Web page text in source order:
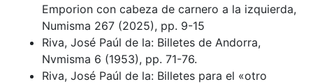
Emporion con cabeza de carnero a la izquierda,
Numisma 267 (2025), pp. 9-15
Riva, José Paúl de la: Billetes de Andorra,
Nvmisma 6 (1953), pp. 71-76.
Riva, José Paúl de la: Billetes para el «otro